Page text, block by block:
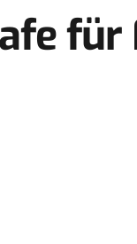
für